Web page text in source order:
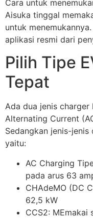
Cara untuk
Aisuka tinggal
untuk
aplikasi resmi dari
Pilih Tipe
Tepat
Ada dua jenis charger
Alternating Current
Sedangkan jenis-
yaitu:
AC Charging
pada arus 63
CHAdeMO (DC
62,5 kW
CCS2: MEmakai